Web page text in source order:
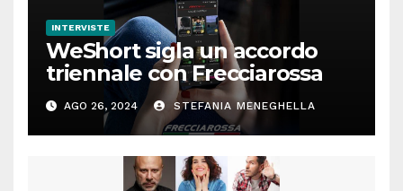
INTERVISTE
WeShort sigla un accordo
triennale con Frecciarossa
AGO 26, 2024 STEFANIA MENEGHELLA